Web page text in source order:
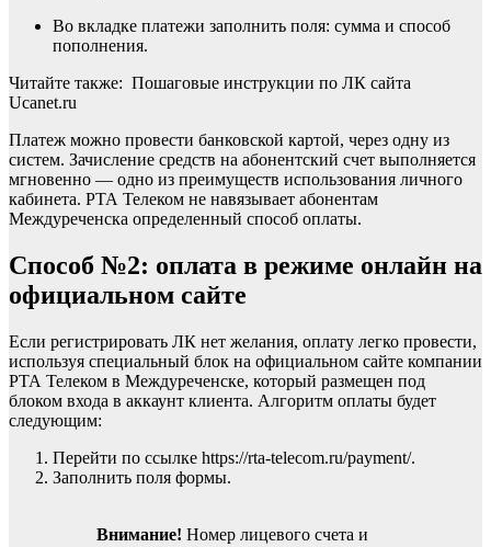
Во вкладке платежи заполнить поля: сумма и способ
пополнения.
Читайте также: Пошаговые инструкции по ЛК сайта
Ucanet.ru
Платеж можно провести банковской картой, через одну из
систем. Зачисление средств на абонентский счет выполняется
мгновенно — одно из преимуществ использования личного
кабинета. РТА Телеком не навязывает абонентам
Междуреченска определенный способ оплаты.
Способ №2: оплата в режиме онлайн на
официальном сайте
Если регистрировать ЛК нет желания, оплату легко провести,
используя специальный блок на официальном сайте компании
РТА Телеком в Междуреченске, который размещен под
блоком входа в аккаунт клиента. Алгоритм оплаты будет
следующим:
Перейти по ссылке https://rta-telecom.ru/payment/.
Заполнить поля формы.
Внимание! Номер лицевого счета и